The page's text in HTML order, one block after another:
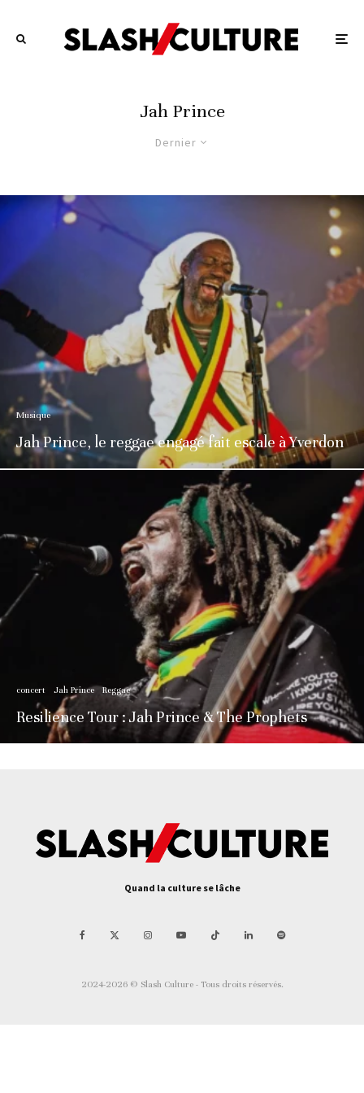
Jah Prince
Dernier
Musique
Jah Prince, le reggae engagé fait escale à Yverdon
concert Jah Prince Reggae
Resilience Tour : Jah Prince & The Prophets
Quand la culture se lâche
2024-2026 © Slash Culture - Tous droits réservés.